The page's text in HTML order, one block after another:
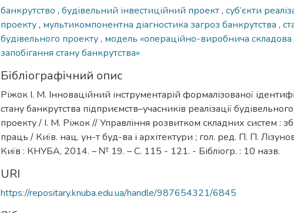
банкрутство , будівельний інвестиційний проект, суб’єкти
проекту, мультикомпонентна діагностика загроз банкрутства ,
будівельного проекту, модель «операційно-виробнича складова
запобігання стану банкрутства»
Бібліографічний опис
Ріжок І. М. Інноваційний інструментарій формалізованої
стану банкрутства підприємств–учасників реалізації будівельного
проекту / І. М. Ріжок // Управління розвитком складних систем :
праць / Київ. нац. ун-т буд-ва і архітектури ; гол. ред. П. П.
Київ : КНУБА, 2014. – № 19. – С. 115 - 121. - Бібліогр. : 10 назв.
URI
https://repositary.knuba.edu.ua/handle/987654321/6845